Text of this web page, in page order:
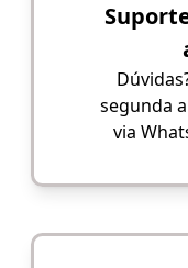
segunda
via